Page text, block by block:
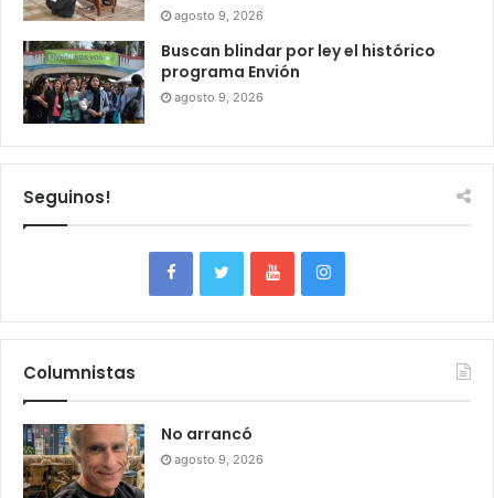
agosto 9, 2026
Buscan blindar por ley el histórico
programa Envión
agosto 9, 2026
Seguinos!
Columnistas
No arrancó
agosto 9, 2026